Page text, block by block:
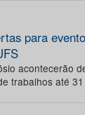
para
acontecerão
trabalhos até